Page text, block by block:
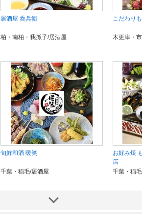
居酒屋 呑兵衛
柏・南柏・我孫子/居酒屋
こだわり
木更津・
旬鮮和酒 暖笑
千葉・稲毛/居酒屋
お好み焼
店
千葉・稲